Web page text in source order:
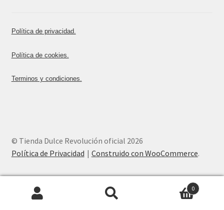
Política de privacidad.
Política de cookies.
Terminos y condiciones.
© Tienda Dulce Revolución oficial 2026
Política de Privacidad
Construido con WooCommerce.
0